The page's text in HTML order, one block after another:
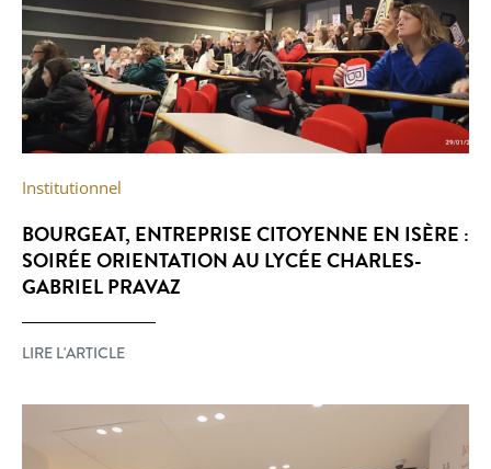
Institutionnel
BOURGEAT, ENTREPRISE CITOYENNE EN ISÈRE :
SOIRÉE ORIENTATION AU LYCÉE CHARLES-
GABRIEL PRAVAZ
LIRE L'ARTICLE